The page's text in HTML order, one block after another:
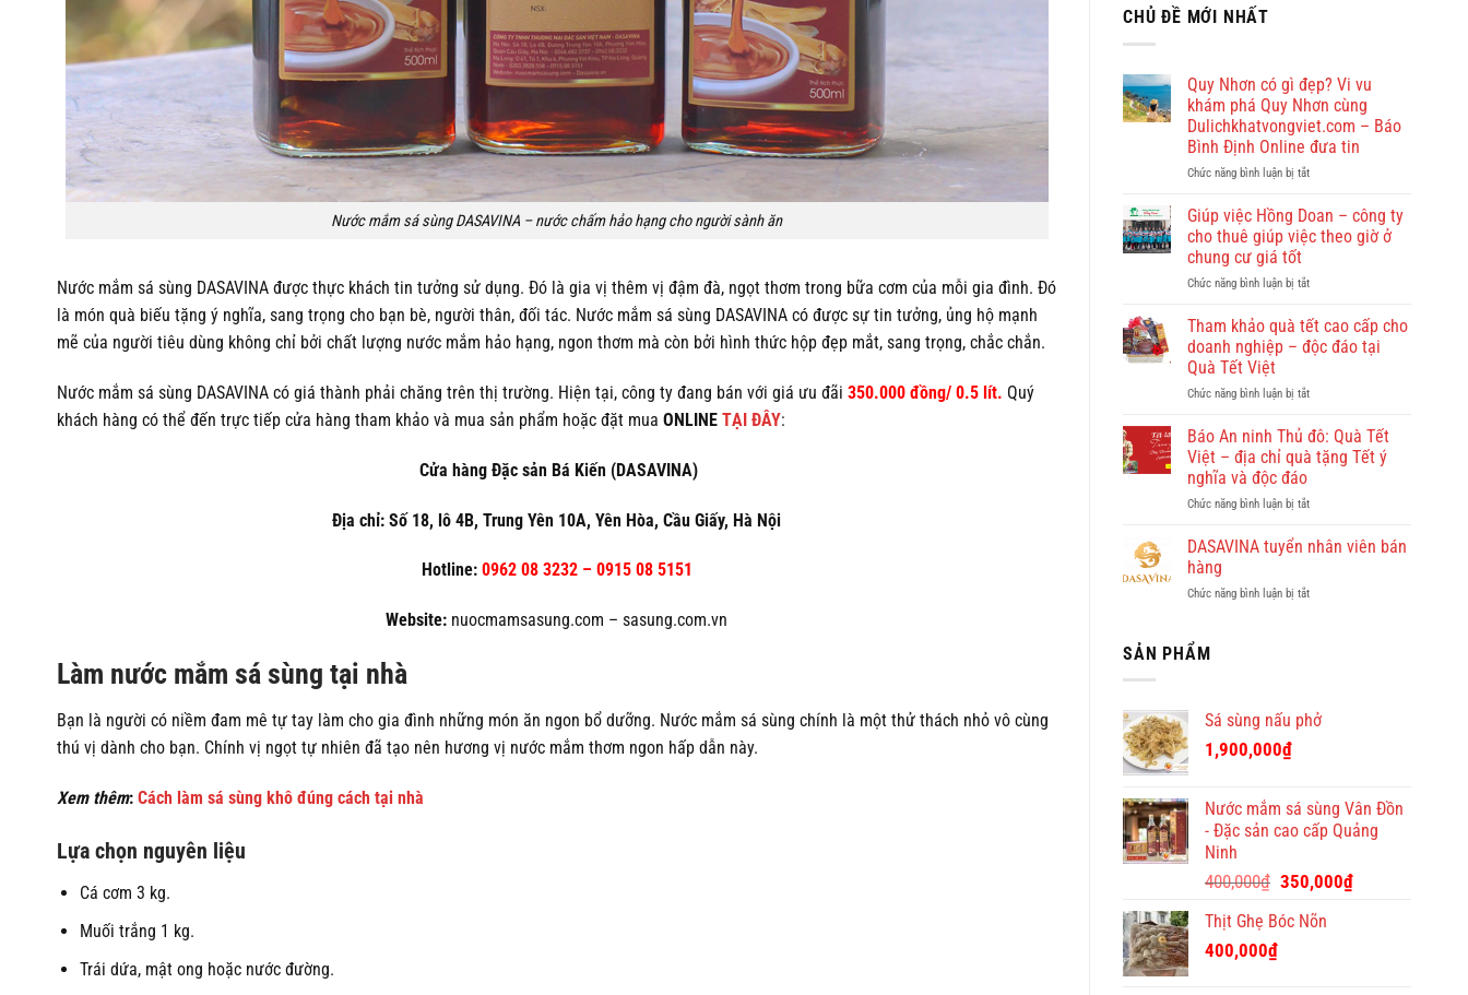
Nước mắm sá sùng DASAVINA – nước chấm hảo hạng cho người sành ăn
Nước mắm sá sùng DASAVINA được thực khách tin tưởng sử dụng. Đó là gia vị thêm vị đậm đà, ngọt thơm trong bữa cơm của mỗi gia đình. Đó
là món quà biếu tặng ý nghĩa, sang trọng cho bạn bè, người thân, đối tác. Nước mắm sá sùng DASAVINA có được sự tin tưởng, ủng hộ mạnh
mẽ của người tiêu dùng không chỉ bởi chất lượng nước mắm hảo hạng, ngon thơm mà còn bởi hình thức hộp đẹp mắt, sang trọng, chắc chắn.
Nước mắm sá sùng DASAVINA có giá thành phải chăng trên thị trường. Hiện tại, công ty đang bán với giá ưu đãi 350.000 đồng/ 0.5 lít. Quý
khách hàng có thể đến trực tiếp cửa hàng tham khảo và mua sản phẩm hoặc đặt mua ONLINE TẠI ĐÂY:
Cửa hàng Đặc sản Bá Kiến (DASAVINA)
Địa chỉ: Số 18, lô 4B, Trung Yên 10A, Yên Hòa, Cầu Giấy, Hà Nội
Hotline: 0962 08 3232 – 0915 08 5151
Website: nuocmamsasung.com – sasung.com.vn
Làm nước mắm sá sùng tại nhà
Bạn là người có niềm đam mê tự tay làm cho gia đình những món ăn ngon bổ dưỡng. Nước mắm sá sùng chính là một thử thách nhỏ vô cùng
thú vị dành cho bạn. Chính vị ngọt tự nhiên đã tạo nên hương vị nước mắm thơm ngon hấp dẫn này.
Xem thêm: Cách làm sá sùng khô đúng cách tại nhà
Lựa chọn nguyên liệu
Cá cơm 3 kg.
Muối trắng 1 kg.
Trái dứa, mật ong hoặc nước đường.
CHỦ ĐỀ MỚI NHẤT
Quy Nhơn có gì đẹp? Vi vu
khám phá Quy Nhơn cùng
Dulichkhatvongviet.com – Báo
Bình Định Online đưa tin
Chức năng bình luận bị tắtở
Nhơn
gì
Vi
khám
phá
Quy
cùng
–
Báo
Bình
Online
tin
Giúp việc Hồng Doan – công ty
cho thuê giúp việc theo giờ ở
chung cư giá tốt
Chức năng bình luận bị tắtở
việc
Hồng
Doan
công
cho
thuê
giúp
theo
ở
giá
Tham khảo quà tết cao cấp cho
doanh nghiệp – độc đáo tại
Quà Tết Việt
Chức năng bình luận bị tắtở
khảo
quà
tết
cấp
doanh
độc
Báo An ninh Thủ đô: Quà Tết
Việt – địa chỉ quà tặng Tết ý
nghĩa và độc đáo
Chức năng bình luận bị tắtở
An
đô:
quà
nghĩa
và
độc
DASAVINA tuyển nhân viên bán
hàng
Chức năng bình luận bị tắtở
SẢN PHẨM
Sá sùng nấu phở
1,900,000₫
Nước mắm sá sùng Vân Đồn
- Đặc sản cao cấp Quảng
Ninh
400,000₫ Giá
là:
350,000₫Giá
Thịt Ghẹ Bóc Nõn
400,000₫